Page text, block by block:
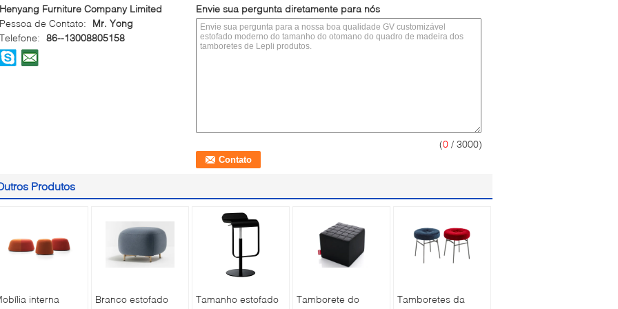
Henyang Furniture Company Limited
Pessoa de Contato:
Mr. Yong
Telefone: 86--13008805158
Envie sua pergunta diretamente para nós
(0 / 3000)
Produtos
interna
Branco estofado
Tamanho estofado
Tamborete do
Tamboretes da